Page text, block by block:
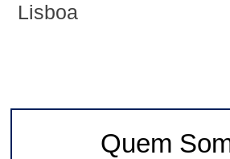
Lisboa
Quem